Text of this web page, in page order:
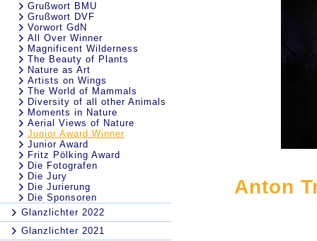
Grußwort BMU
Grußwort DVF
Vorwort GdN
All Over Winner
Magnificent Wilderness
The Beauty of Plants
Nature as Art
Artists on Wings
The World of Mammals
Diversity of all other Animals
Moments in Nature
Aerial Views of Nature
Junior Award Winner
Junior Award
Fritz Pölking Award
Die Fotografen
Die Jury
Die Jurierung
Die Sponsoren
Glanzlichter 2022
Glanzlichter 2021
Anton